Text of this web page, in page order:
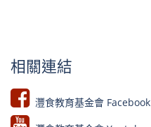
相關連結
灃食教育基金會 Facebook​